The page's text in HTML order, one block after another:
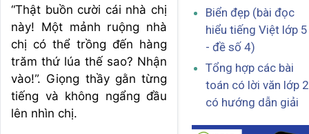
“Thật buồn cười cái nhà chị
này! Một mảnh ruộng nhà
chị có thể trồng đến hàng
trăm thứ lúa thế sao? Nhận
vào!”. Giọng thầy gằn từng
tiếng và không ngẩng đầu
lên nhìn chị.
Biển đẹp (bài đọc
hiểu tiếng Việt lớp 5
- đề số 4)
Tổng hợp các bài
toán có lời văn lớp 2
có hướng dẫn giải